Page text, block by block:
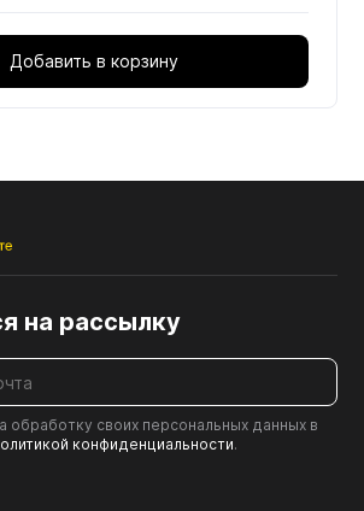
Добавить в корзину
на рассылку
обработку своих персональных данных в
конфиденциальности.